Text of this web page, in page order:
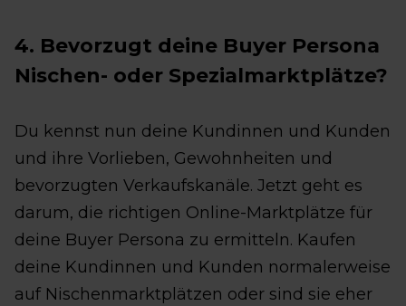
4. Bevorzugt deine Buyer Persona
Nischen- oder Spezialmarktplätze?
Du kennst nun deine Kundinnen und Kunden
und ihre Vorlieben, Gewohnheiten und
bevorzugten Verkaufskanäle. Jetzt geht es
darum, die richtigen Online-Marktplätze für
deine Buyer Persona zu ermitteln. Kaufen
deine Kundinnen und Kunden normalerweise
auf Nischenmarktplätzen oder sind sie eher